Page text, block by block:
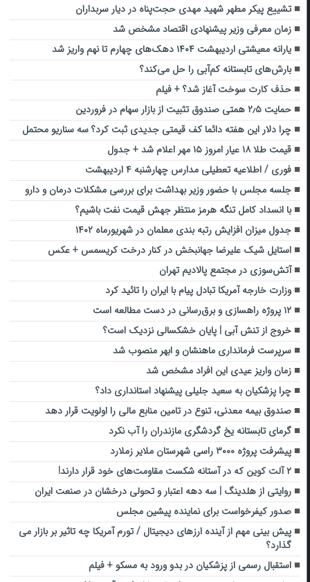
تشییع پیکر مطهر شهید مهدی حجت‌پناه در دیار سربداران
زمان معرفی وزیر پیشنهادی اقتصاد مشخص شد
یارانه معیشتی اردیبهشت ۱۴۰۴ دهک‌های چهارم تا نهم واریز شد
بارش‌های تابستانه کم‌آبی را حل می‌کند؟
حذف کارت سوخت آغاز شد؟ + فیلم
حمایت ۲٫۵ همتی صندوق تثبیت از بازار سهام در فروردین
چرا دلار این هفته دائما کف قیمتی جدیدی ثبت کرد؟ سه سناریو محتمل
قیمت طلا ۱۸ عیار امروز ۱۵ مهر اعلام شد + جدول
فوری / اطلاعیه تعطیلی مدارس چهارشنبه ۴ اردیبهشت
جلسه مجلس با حضور وزیر بهداشت برای بررسی مشکلات درمان و دارو
با انسداد کامل تنگه هرمز منتظر جهش قیمت نفت باشیم؟
جدول میزان افزایش رتبه بندی معلمان در شهریورماه ۱۴۰۲
استایل‌ شیک علیرضا جهانبخش در کنار درخت کریسمس + عکس
آتش‌سوزی در مجتمع پالادیم تهران
وزارت خارجه آمریکا تبادل پیام با ایران را تائید کرد
۱۲ پروژه راهسازی و برق‌رسانی در دست مطالعه است
خروج از تنش آبی | پایان خشکسالی نزدیک است؟
سرپرست فرمانداری ماهنشان و ابهر منصوب شد
زمان واریز عیدی این افراد مشخص شد
چرا پزشکیان به سعید جلیلی پیشنهاد استانداری داد؟
صندوق بیمه معدنی، تنوع در تامین منابع مالی را اولویت قرار دهد
گرمای تابستانه یخ گردشگری مازندران را آب نکرد
پیشرفت پروژه ۳۰۰۰ راسی شهرستان ملایر زملارد
۲ آلت کوین که در آستانه شکست مقاومت‌های خود قرار دارند!
روایتی از هلدینگ | سه دهه اعتبار و تحولی درخشان در صنعت ایران
صدور کیفرخواست برای نماینده پیشین مجلس
پیش بینی مهم از آینده ارزهای دیجیتال / تورم آمریکا چه تاثیر بر بازار می
گذارد؟
استقبال رسمی از پزشکیان در بدو ورود به مسکو + فیلم